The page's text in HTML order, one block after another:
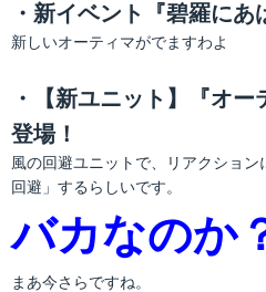
・新イベント『碧羅にあ
新しいオーティマがでますわよ
・【新ユニット】『オー
登場！
風の回避ユニットで、リアクショ
回避」するらしいです。
バカなのか
まあ今さらですね。